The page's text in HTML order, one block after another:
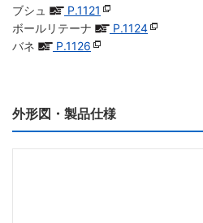
ブシュ
P.1121
ボールリテーナ
P.1124
バネ
P.1126
外形図・製品仕様